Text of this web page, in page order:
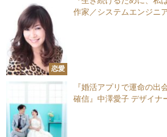
恋愛
作家／システムエンジニ
『婚活アプリで運命の出
確信』中澤愛子 デザイナ